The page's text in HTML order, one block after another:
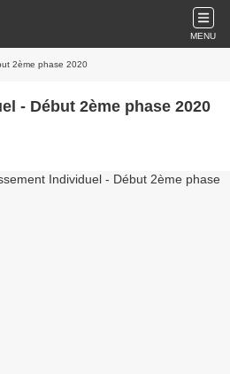
MENU
2ème phase 2020
- Début 2ème phase 2020